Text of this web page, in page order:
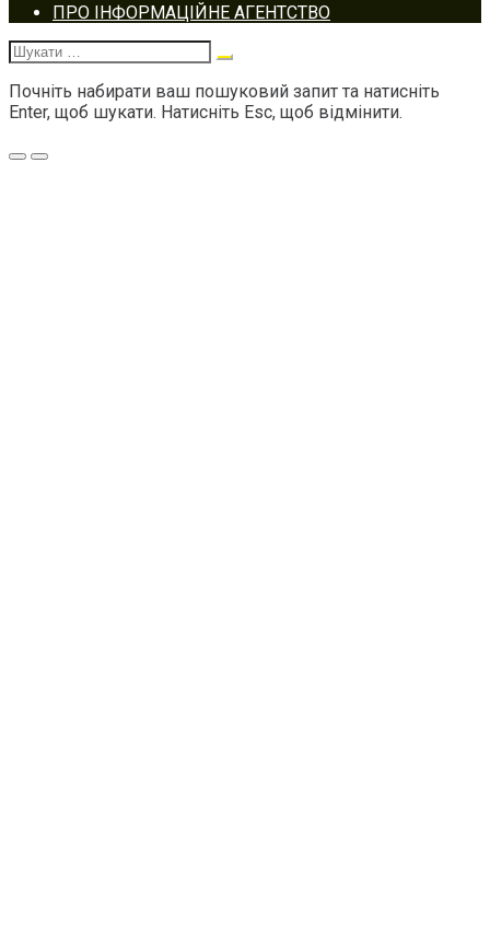
Footer
navigation
ПРО ІНФОРМАЦІЙНЕ АГЕНТСТВО
Шукати:
Почніть набирати ваш пошуковий запит та натисніть
Enter, щоб шукати. Натисніть Esc, щоб відмінити.
Меню